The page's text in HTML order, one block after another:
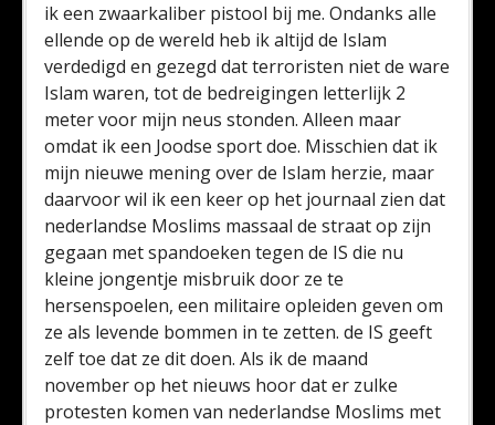
ik een zwaarkaliber pistool bij me. Ondanks alle
ellende op de wereld heb ik altijd de Islam
verdedigd en gezegd dat terroristen niet de ware
Islam waren, tot de bedreigingen letterlijk 2
meter voor mijn neus stonden. Alleen maar
omdat ik een Joodse sport doe. Misschien dat ik
mijn nieuwe mening over de Islam herzie, maar
daarvoor wil ik een keer op het journaal zien dat
nederlandse Moslims massaal de straat op zijn
gegaan met spandoeken tegen de IS die nu
kleine jongentje misbruik door ze te
hersenspoelen, een militaire opleiden geven om
ze als levende bommen in te zetten. de IS geeft
zelf toe dat ze dit doen. Als ik de maand
november op het nieuws hoor dat er zulke
protesten komen van nederlandse Moslims met